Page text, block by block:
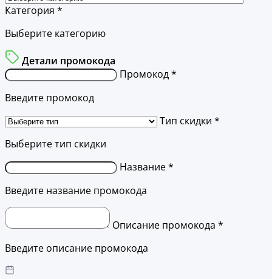
Категория *
Выберите категорию
Детали промокода
Промокод *
Введите промокод
Тип скидки *
Выберите тип скидки
Название *
Введите название промокода
Описание промокода *
Введите описание промокода